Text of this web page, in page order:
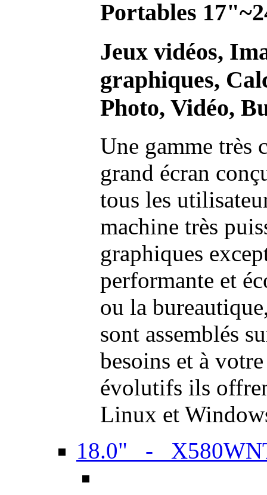
Portables
Jeux vidéos,
graphiques,
Photo, Vidéo,
Une gamme très
grand écran
tous les
machine très
graphiques
performante et
ou la
sont assemblés
besoins et à
évolutifs ils
Linux et
18.0" -